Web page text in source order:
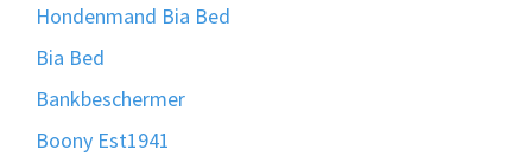
Hondenmand Bia Bed
Bia Bed
Bankbeschermer
Boony Est1941